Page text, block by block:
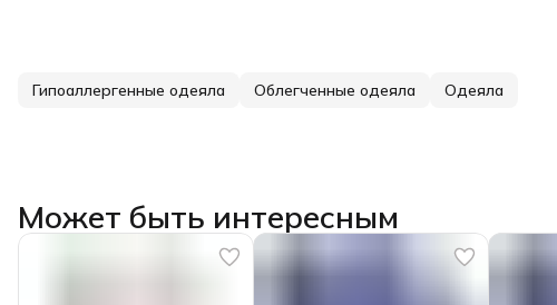
Гипоаллергенные одеяла Облегченные одеяла Одеяла
Может быть интересным